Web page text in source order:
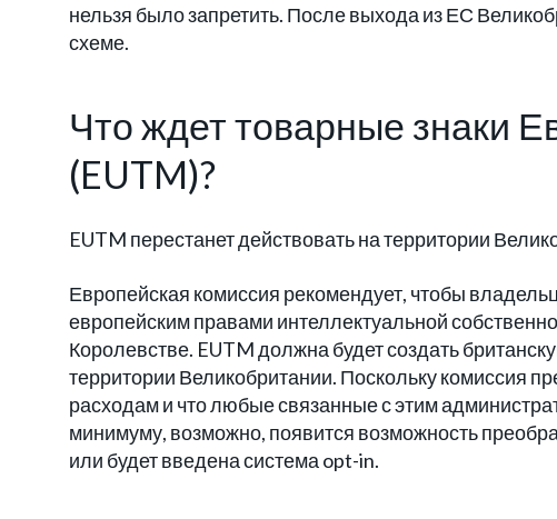
нельзя было запретить. После выхода из ЕС
схеме.
Что ждет товарные знаки
(EUTM)?
EUTM перестанет действовать на территории
Европейская комиссия рекомендует, чтобы
европейским правами интеллектуальной
Королевстве. EUTM должна будет создать
территории Великобритании. Поскольку комиссия
расходам и что любые связанные с этим
минимуму, возможно, появится возможность
или будет введена система opt-in.